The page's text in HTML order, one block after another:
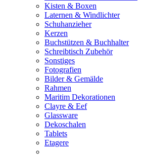
Kisten & Boxen
Laternen & Windlichter
Schuhanzieher
Kerzen
Buchstützen & Buchhalter
Schreibtisch Zubehör
Sonstiges
Fotografien
Bilder & Gemälde
Rahmen
Maritim Dekorationen
Clayre & Eef
Glassware
Dekoschalen
Tablets
Etagere